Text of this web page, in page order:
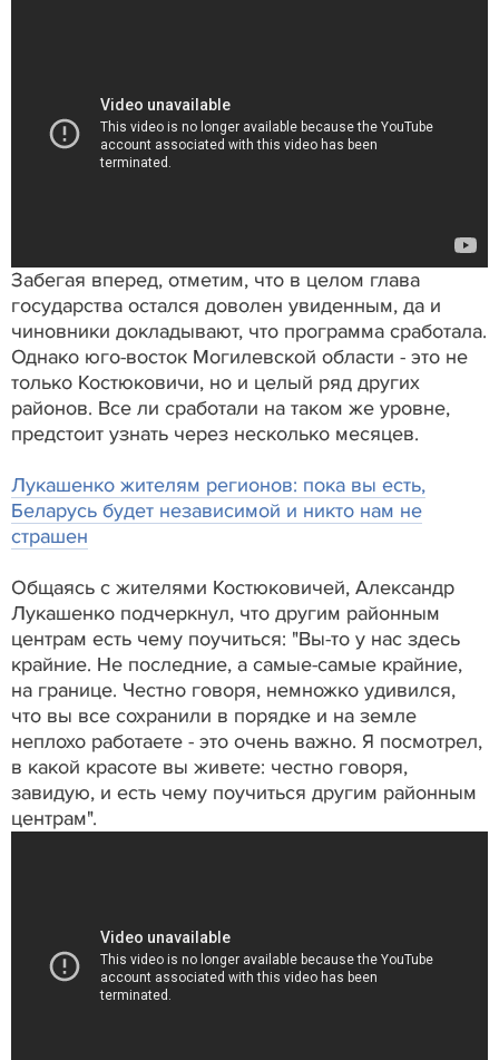
Забегая вперед, отметим, что в целом глава
государства остался доволен увиденным, да и
чиновники докладывают, что программа сработала.
Однако юго-восток Могилевской области - это не
только Костюковичи, но и целый ряд других
районов. Все ли сработали на таком же уровне,
предстоит узнать через несколько месяцев.
Лукашенко жителям регионов: пока вы есть,
Беларусь будет независимой и никто нам не
страшен
Общаясь с жителями Костюковичей, Александр
Лукашенко подчеркнул, что другим районным
центрам есть чему поучиться: "Вы-то у нас здесь
крайние. Не последние, а самые-самые крайние,
на границе. Честно говоря, немножко удивился,
что вы все сохранили в порядке и на земле
неплохо работаете - это очень важно. Я посмотрел,
в какой красоте вы живете: честно говоря,
завидую, и есть чему поучиться другим районным
центрам".